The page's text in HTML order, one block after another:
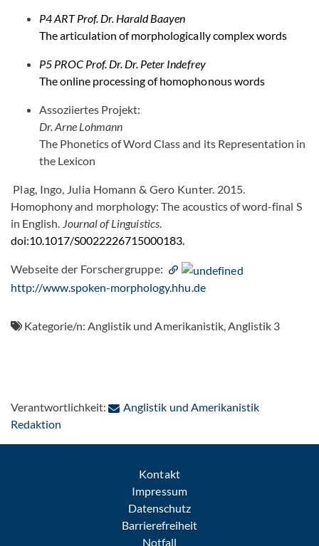
P4 ART Prof. Dr. Harald Baayen
The articulation of morphologically complex words
P5 PROC Prof. Dr. Dr. Peter Indefrey
The online processing of homophonous words
Assoziiertes Projekt:
Dr. Arne Lohmann
The Phonetics of Word Class and its Representation in
the Lexicon
Plag, Ingo, Julia Homann & Gero Kunter. 2015.
Homophony and morphology: The acoustics of word-final S
in English. Journal of Linguistics.
doi:10.1017/S0022226715000183.
Webseite der Forschergruppe:
http://www.spoken-morphology.hhu.de
Kategorie/n:Anglistik und Amerikanistik, Anglistik 3
Verantwortlichkeit:
Anglistik und Amerikanistik
Redaktion
Kontakt
Impressum
Datenschutz
Barrierefreiheit
Notfall